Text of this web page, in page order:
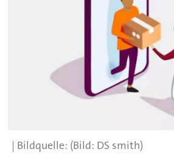
(Bild: DS smith)